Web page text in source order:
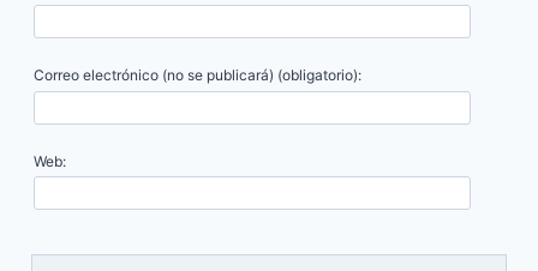
Correo electrónico (no se publicará) (obligatorio):
Web: